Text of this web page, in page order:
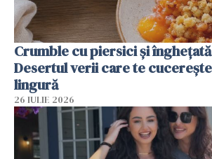
Crumble cu piersici și
Desertul verii care te
lingură
26 IULIE 2026